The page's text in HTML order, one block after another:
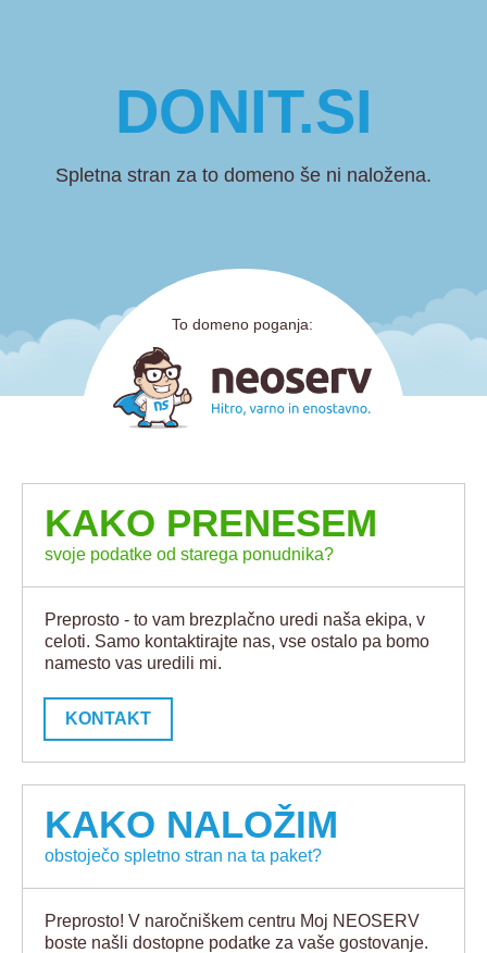
DONIT.SI
Spletna stran za to domeno še ni naložena.
To domeno poganja:
KAKO PRENESEM
svoje podatke od starega ponudnika?
Preprosto - to vam brezplačno uredi naša ekipa, v
celoti. Samo kontaktirajte nas, vse ostalo pa bomo
namesto vas uredili mi.
KONTAKT
KAKO NALOŽIM
obstoječo spletno stran na ta paket?
Preprosto! V naročniškem centru Moj NEOSERV
boste našli dostopne podatke za vaše gostovanje.